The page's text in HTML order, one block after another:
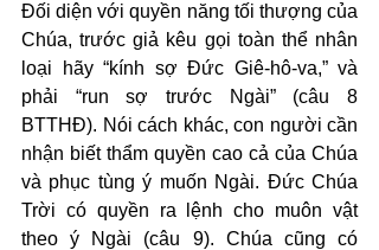
Đối diện với quyền năng tối thượng của
Chúa, trước giả kêu gọi toàn thể nhân
loại hãy “kính sợ Đức Giê-hô-va,” và
phải “run sợ trước Ngài” (câu 8
BTTHĐ). Nói cách khác, con người cần
nhận biết thẩm quyền cao cả của Chúa
và phục tùng ý muốn Ngài. Đức Chúa
Trời có quyền ra lệnh cho muôn vật
theo ý Ngài (câu 9). Chúa cũng có